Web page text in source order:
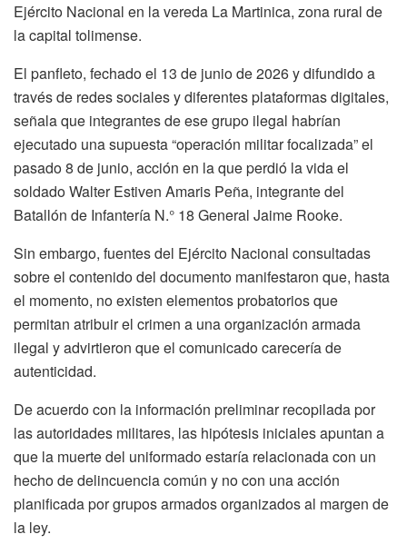
Ejército Nacional en la vereda La Martinica, zona rural de
la capital tolimense.
El panfleto, fechado el 13 de junio de 2026 y difundido a
través de redes sociales y diferentes plataformas digitales,
señala que integrantes de ese grupo ilegal habrían
ejecutado una supuesta “operación militar focalizada” el
pasado 8 de junio, acción en la que perdió la vida el
soldado Walter Estiven Amaris Peña, integrante del
Batallón de Infantería N.° 18 General Jaime Rooke.
Sin embargo, fuentes del Ejército Nacional consultadas
sobre el contenido del documento manifestaron que, hasta
el momento, no existen elementos probatorios que
permitan atribuir el crimen a una organización armada
ilegal y advirtieron que el comunicado carecería de
autenticidad.
De acuerdo con la información preliminar recopilada por
las autoridades militares, las hipótesis iniciales apuntan a
que la muerte del uniformado estaría relacionada con un
hecho de delincuencia común y no con una acción
planificada por grupos armados organizados al margen de
la ley.